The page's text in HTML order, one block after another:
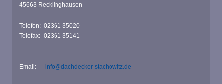
45663 Recklinghausen
Telefon: 02361 35020
Telefax: 02361 35141
Email: info@dachdecker-stachowitz.de